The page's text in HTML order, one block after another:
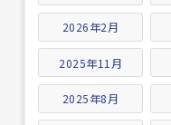
2026年2月
2025年11月
2025年8月